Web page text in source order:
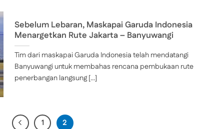
Sebelum Lebaran, Maskapai Garuda Indonesia
Menargetkan Rute Jakarta – Banyuwangi
Tim dari maskapai Garuda Indonesia telah mendatangi
Banyuwangi untuk membahas rencana pembukaan rute
penerbangan langsung [...]
1 2